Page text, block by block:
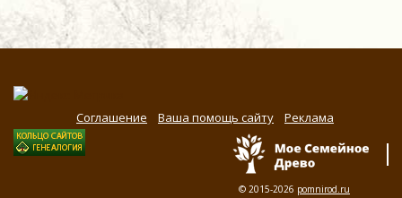
Соглашение Ваша помощь сайту Реклама
© 2015-2026 pomnirod.ru